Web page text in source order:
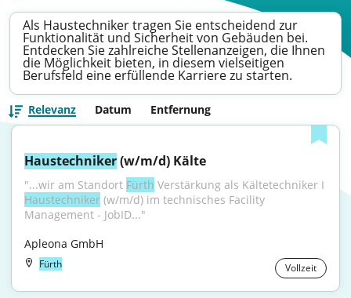
Als Haustechniker tragen Sie entscheidend zur
Funktionalität und Sicherheit von Gebäuden bei.
Entdecken Sie zahlreiche Stellenanzeigen, die Ihnen
die Möglichkeit bieten, in diesem vielseitigen
Berufsfeld eine erfüllende Karriere zu starten.
Relevanz Datum Entfernung
Haustechniker (w/m/d) Kälte
"...wir am Standort Fürth
Haustechniker (w/m/d) im technisches Facility
Management - JobID..."
Apleona GmbH
Fürth Vollzeit